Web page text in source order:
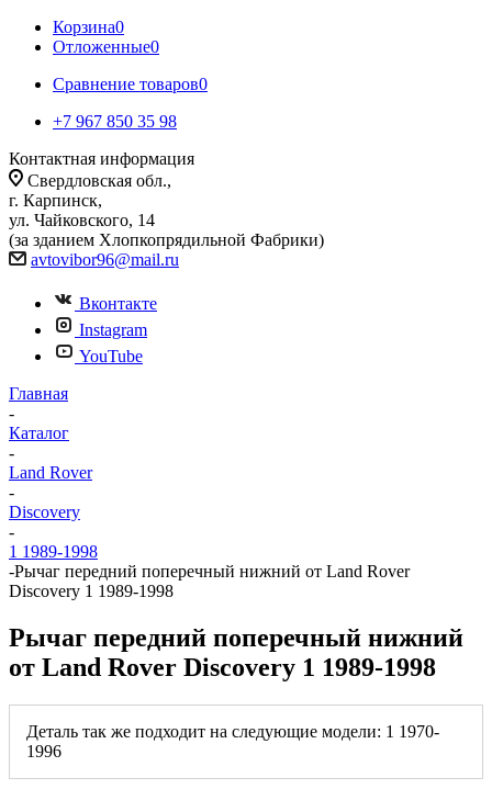
Корзина0
Отложенные0
Сравнение товаров0
+7 967 850 35 98
Контактная информация
Свердловская обл.,
г. Карпинск,
ул. Чайковского, 14
(за зданием Хлопкопрядильной Фабрики)
avtovibor96@mail.ru
Вконтакте
Instagram
YouTube
Главная
-
Каталог
-
Land Rover
-
Discovery
-
1 1989-1998
-Рычаг передний поперечный нижний от Land Rover
Discovery 1 1989-1998
Рычаг передний поперечный нижний
от Land Rover Discovery 1 1989-1998
Деталь так же подходит на следующие модели: 1 1970-
1996